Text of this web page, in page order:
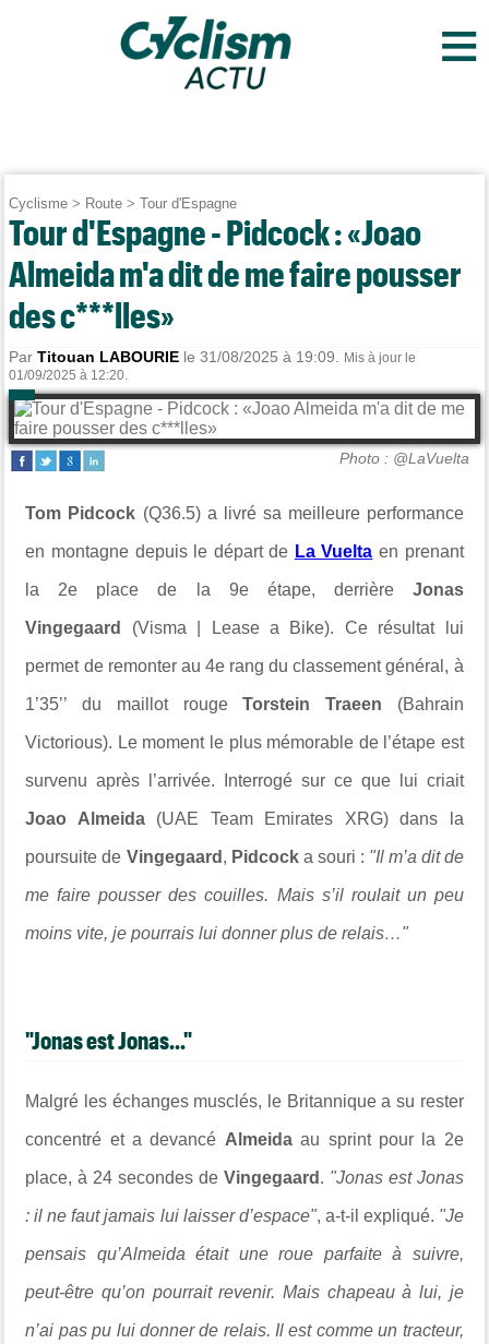
≡
Cyclisme > Route >Tour d'Espagne
Tour d'Espagne - Pidcock : «Joao
Almeida m'a dit de me faire pousser
des c***lles»
ParTitouan LABOURIE le 31/08/2025 à 19:09.
Mis à jour le
01/09/2025 à 12:20.
Photo : @LaVuelta
Tom Pidcock (Q36.5) a livré sa meilleure performance
en montagne depuis le départ de La Vuelta en prenant
la 2e place de la 9e étape, derrière Jonas
Vingegaard (Visma | Lease a Bike). Ce résultat lui
permet de remonter au 4e rang du classement général, à
1’35’’ du maillot rougeTorstein Traeen (Bahrain
Victorious). Le moment le plus mémorable de l’étape est
survenu après l’arrivée. Interrogé sur ce que lui criait
Joao Almeida (UAE Team Emirates XRG) dans la
poursuite de Vingegaard , Pidcock a souri : "Il m’a dit de
me faire pousser des couilles. Mais s’il roulait un peu
moins vite, je pourrais lui donner plus de relais…"
"Jonas est Jonas..."
Malgré les échanges musclés, le Britannique a su rester
concentré et a devancé Almeidaau sprint pour la 2e
place, à 24 secondes de Vingegaard . "Jonas est Jonas
: il ne faut jamais lui laisser d’espace", a-t-il expliqué. "Je
pensais qu’Almeida était une roue parfaite à suivre,
peut-être qu’on pourrait revenir. Mais chapeau à lui, je
n’ai pas pu lui donner de relais. Il est comme un tracteur,